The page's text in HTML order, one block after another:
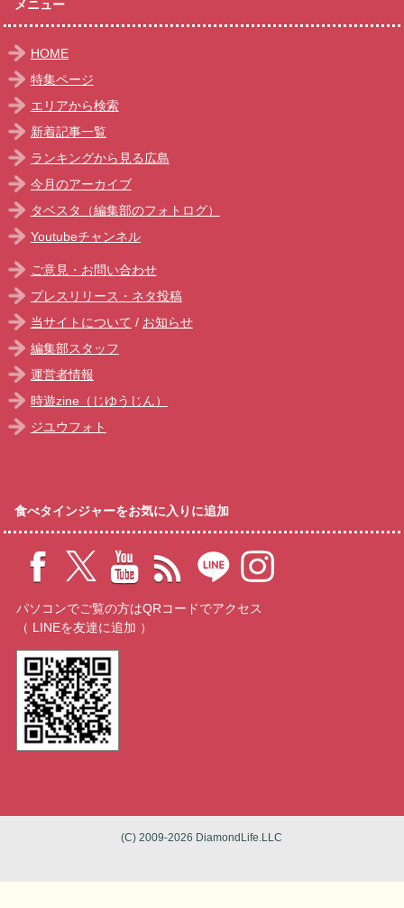
メニュー
HOME
特集ページ
エリアから検索
新着記事一覧
ランキングから見る広島
今月のアーカイブ
タベスタ（編集部のフォトログ）
Youtubeチャンネル
ご意見・お問い合わせ
プレスリリース・ネタ投稿
当サイトについて / お知らせ
編集部スタッフ
運営者情報
時遊zine（じゆうじん）
ジユウフォト
食べタインジャーをお気に入りに追加
パソコンでご覧の方はQRコードでアクセス
（ LINEを友達に追加 ）
(C) 2009-2026 DiamondLife.LLC